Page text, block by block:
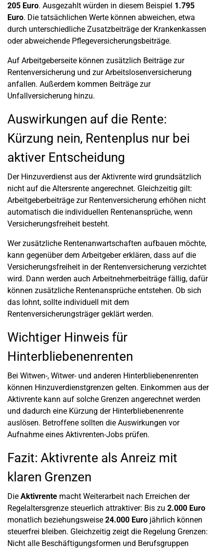
205 Euro. Ausgezahlt würden in diesem Beispiel 1.795
Euro. Die tatsächlichen Werte können abweichen, etwa
durch unterschiedliche Zusatzbeiträge der Krankenkassen
oder abweichende Pflegeversicherungsbeiträge.
Auf Arbeitgeberseite können zusätzlich Beiträge zur
Rentenversicherung und zur Arbeitslosenversicherung
anfallen. Außerdem kommen Beiträge zur
Unfallversicherung hinzu.
Auswirkungen auf die Rente:
Kürzung nein, Rentenplus nur bei
aktiver Entscheidung
Der Hinzuverdienst aus der Aktivrente wird grundsätzlich
nicht auf die Altersrente angerechnet. Gleichzeitig gilt:
Arbeitgeberbeiträge zur Rentenversicherung erhöhen nicht
automatisch die individuellen Rentenansprüche, wenn
Versicherungsfreiheit besteht.
Wer zusätzliche Rentenanwartschaften aufbauen möchte,
kann gegenüber dem Arbeitgeber erklären, dass auf die
Versicherungsfreiheit in der Rentenversicherung verzichtet
wird. Dann werden auch Arbeitnehmerbeiträge fällig, dafür
können zusätzliche Rentenansprüche entstehen. Ob sich
das lohnt, sollte individuell mit dem
Rentenversicherungsträger geklärt werden.
Wichtiger Hinweis für
Hinterbliebenenrenten
Bei Witwen-, Witwer- und anderen Hinterbliebenenrenten
können Hinzuverdienstgrenzen gelten. Einkommen aus der
Aktivrente kann auf solche Grenzen angerechnet werden
und dadurch eine Kürzung der Hinterbliebenenrente
auslösen. Betroffene sollten die Auswirkungen vor
Aufnahme eines Aktivrenten-Jobs prüfen.
Fazit: Aktivrente als Anreiz mit
klaren Grenzen
Die Aktivrente macht Weiterarbeit nach Erreichen der
Regelaltersgrenze steuerlich attraktiver: Bis zu 2.000 Euro
monatlich beziehungsweise 24.000 Euro jährlich können
steuerfrei bleiben. Gleichzeitig zeigt die Regelung Grenzen:
Nicht alle Beschäftigungsformen und Berufsgruppen